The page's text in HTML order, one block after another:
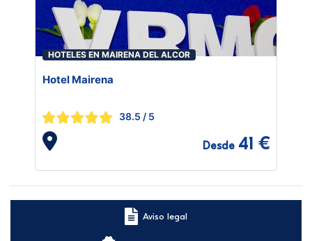
HOTELES EN MAIRENA DEL ALCOR
Hotel Mairena
38.5 / 5
Desde 41 €
Aviso legal